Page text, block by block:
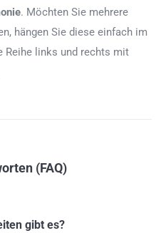
. Möchten Sie mehrere
hängen Sie diese einfach im
Reihe links und rechts mit
(FAQ)
gibt es?